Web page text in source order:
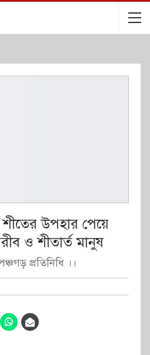
উপহার পেয়ে
ও শীতার্ত মানুষ
প্রতিনিধি ।।